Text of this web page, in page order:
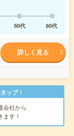
50代 60代
詳しく見る
ップ！
会社から
ます！